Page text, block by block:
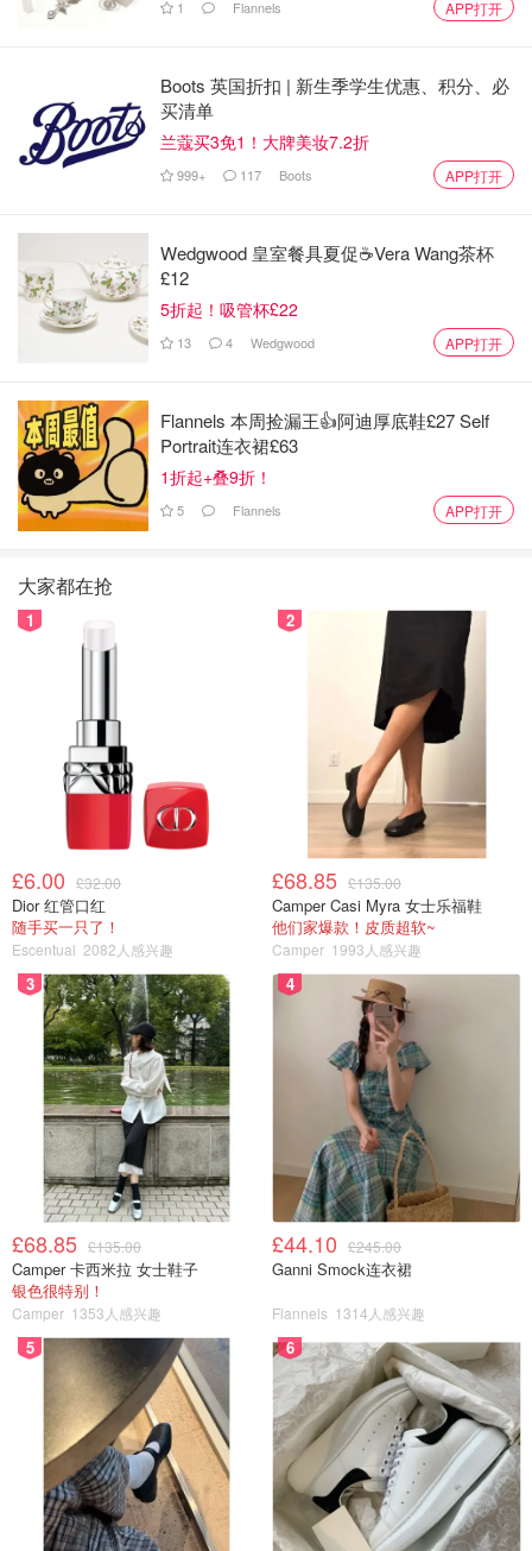
1 Flannels APP打开
Boots 英国折扣 | 新生季学生优惠、积分、必
买清单
兰蔻买3免1！大牌美妆7.2折
999+ 117 Boots APP打开
Wedgwood 皇室餐具夏促☕️Vera Wang茶杯
£12
5折起！吸管杯£22
13 4 Wedgwood APP打开
Flannels 本周捡漏王👍阿迪厚底鞋£27 Self
Portrait连衣裙£63
1折起+叠9折！
5 Flannels APP打开
大家都在抢
1
£6.00 £32.00
Dior 红管口红
随手买一只了！
Escentual 2082人感兴趣
2
£68.85 £135.00
Camper Casi Myra 女士乐福鞋
他们家爆款！皮质超软~
Camper 1993人感兴趣
3
£68.85 £135.00
Camper 卡西米拉 女士鞋子
银色很特别！
Camper 1353人感兴趣
4
£44.10 £245.00
Ganni Smock连衣裙
Flannels 1314人感兴趣
5 6